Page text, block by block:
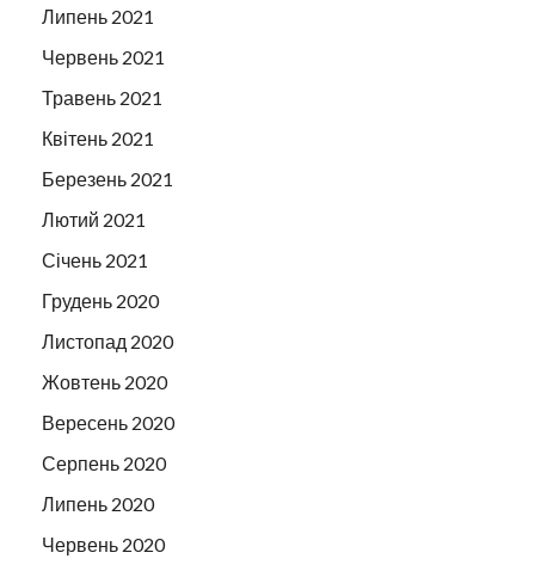
Липень 2021
Червень 2021
Травень 2021
Квітень 2021
Березень 2021
Лютий 2021
Січень 2021
Грудень 2020
Листопад 2020
Жовтень 2020
Вересень 2020
Серпень 2020
Липень 2020
Червень 2020